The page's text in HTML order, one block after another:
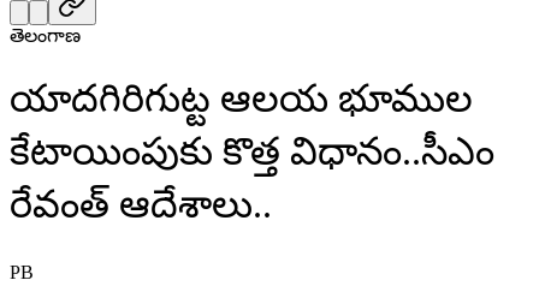
తెలంగాణ
యాదగిరిగుట్ట ఆలయ భూముల
కేటాయింపుకు కొత్త విధానం..సీఎం
రేవంత్ ఆదేశాలు..
PB